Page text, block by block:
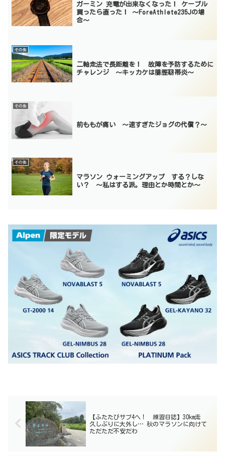
ガーミン 充電が出来なくなった！ ケーブル
買ったら直った！ 〜ForeAthlete235Jの場
合〜
その他
二軸走法で長距離を！ 故障を予防するために
チャレンジ 〜キッカケは腸脛靭帯炎〜
その他
前ももが痛い 〜速すぎたジョグの代償？〜
その他
マラソン ウォーミングアップ する？しな
い？ ～私はする派。理由とか時間とか～
【ふたたびサブ4へ！ 練習日誌】30km走
久しぶりに大外し… 秋のマラソンに向けて
ただただ不安だわ